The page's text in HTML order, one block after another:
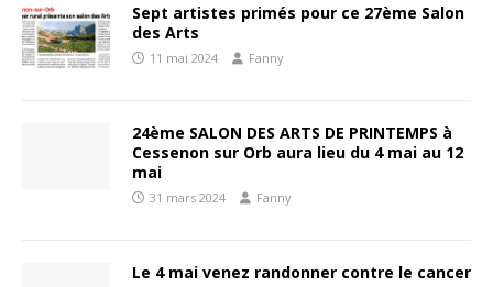
Sept artistes primés pour ce 27ème Salon
des Arts
11 mai 2024 Fanny
24ème SALON DES ARTS DE PRINTEMPS à
Cessenon sur Orb aura lieu du 4 mai au 12
mai
31 mars 2024 Fanny
Le 4 mai venez randonner contre le cancer